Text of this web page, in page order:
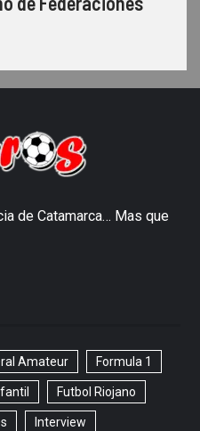
de Catamarca… Mas que
Amateur Formula 1
Futbol Riojano
Interview